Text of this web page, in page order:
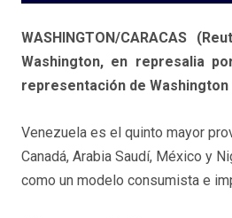
WASHINGTON/CARACAS
Washington, en represalia
representación de
Venezuela es el quinto mayor
Canadá, Arabia Saudí, México y
como un modelo consumista e